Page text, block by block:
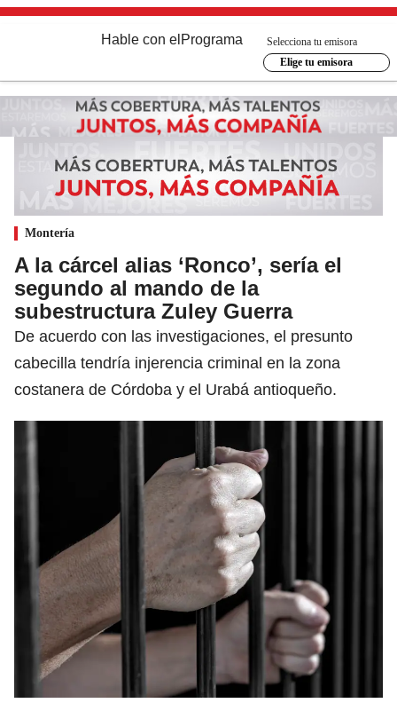
Hable con el Programa
Selecciona tu emisora
Elige tu emisora
Montería
A la cárcel alias ‘Ronco’, sería el
segundo al mando de la
subestructura Zuley Guerra
De acuerdo con las investigaciones, el presunto
cabecilla tendría injerencia criminal en la zona
costanera de Córdoba y el Urabá antioqueño.